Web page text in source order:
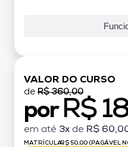
VALOR DO CURSO
de R$ 360,00
por R$
em até 3x de R$
MATRÍCULA:R$ 50,00 (PAGÁVEL